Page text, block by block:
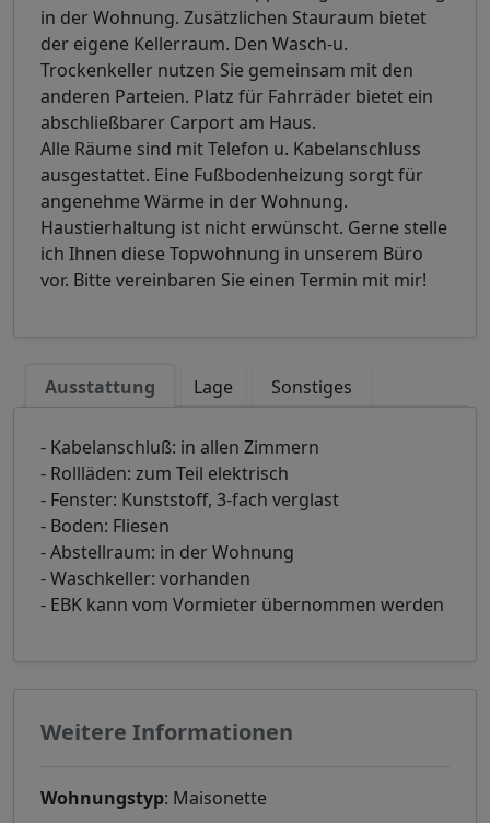
in der Wohnung. Zusätzlichen Stauraum bietet
der eigene Kellerraum. Den Wasch-u.
Trockenkeller nutzen Sie gemeinsam mit den
anderen Parteien. Platz für Fahrräder bietet ein
abschließbarer Carport am Haus.
Alle Räume sind mit Telefon u. Kabelanschluss
ausgestattet. Eine Fußbodenheizung sorgt für
angenehme Wärme in der Wohnung.
Haustierhaltung ist nicht erwünscht. Gerne stelle
ich Ihnen diese Topwohnung in unserem Büro
vor. Bitte vereinbaren Sie einen Termin mit mir!
Ausstattung Lage Sonstiges
- Kabelanschluß: in allen Zimmern
- Rollläden: zum Teil elektrisch
- Fenster: Kunststoff, 3-fach verglast
- Boden: Fliesen
- Abstellraum: in der Wohnung
- Waschkeller: vorhanden
- EBK kann vom Vormieter übernommen werden
Weitere Informationen
Wohnungstyp: Maisonette